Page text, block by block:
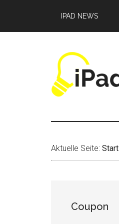
springen
springen
springen
IPAD NEWS
Aktuelle Seite: Start
Coupon